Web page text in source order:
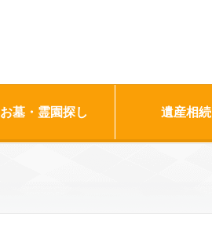
お墓・霊園探し 遺産相続